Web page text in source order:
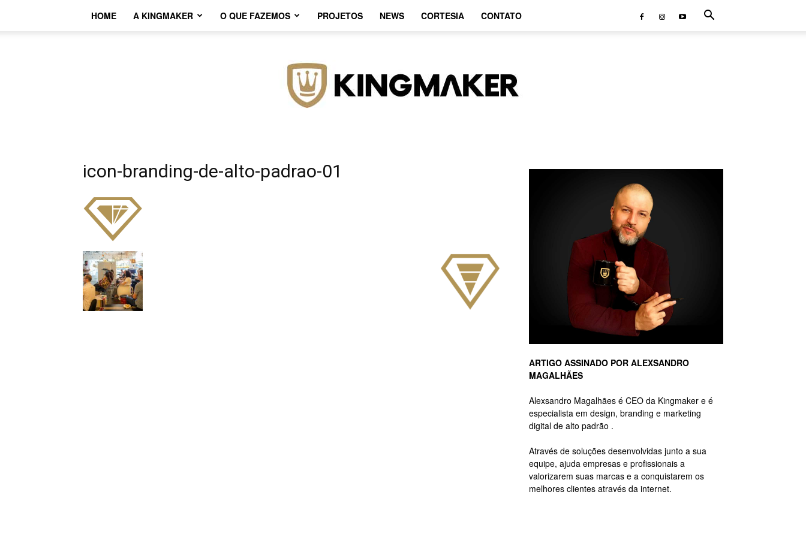
HOME A KINGMAKER O QUE FAZEMOS PROJETOS NEWS CORTESIA CONTATO
icon-branding-de-alto-padrao-01
ARTIGO ASSINADO POR ALEXSANDRO
MAGALHÃES
Alexsandro Magalhães é CEO da Kingmaker e é
especialista em design, branding e marketing
digital de alto padrão .
Através de soluções desenvolvidas junto a sua
equipe, ajuda empresas e profissionais a
valorizarem suas marcas e a conquistarem os
melhores clientes através da internet.